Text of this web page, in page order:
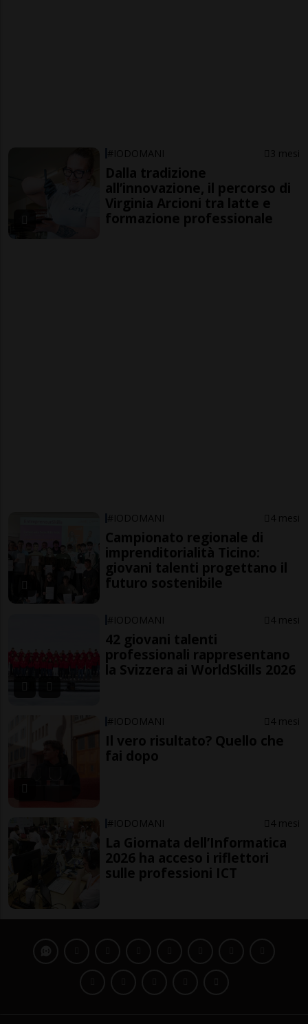
#IODOMANI 3 mesi
Dalla tradizione
all’innovazione, il percorso di
Virginia Arcioni tra latte e
formazione professionale
#IODOMANI 4 mesi
Campionato regionale di
imprenditorialità Ticino:
giovani talenti progettano il
futuro sostenibile
#IODOMANI 4 mesi
42 giovani talenti
professionali rappresentano
la Svizzera ai WorldSkills 2026
#IODOMANI 4 mesi
Il vero risultato? Quello che
fai dopo
#IODOMANI 4 mesi
La Giornata dell’Informatica
2026 ha acceso i riflettori
sulle professioni ICT